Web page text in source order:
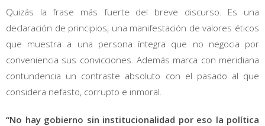
Quizás la frase más fuerte del breve discurso. Es una
declaración de principios, una manifestación de valores éticos
que muestra a una persona íntegra que no negocia por
conveniencia sus convicciones. Además marca con meridiana
contundencia un contraste absoluto con el pasado al que
considera nefasto, corrupto e inmoral.
“No hay gobierno sin institucionalidad por eso la política